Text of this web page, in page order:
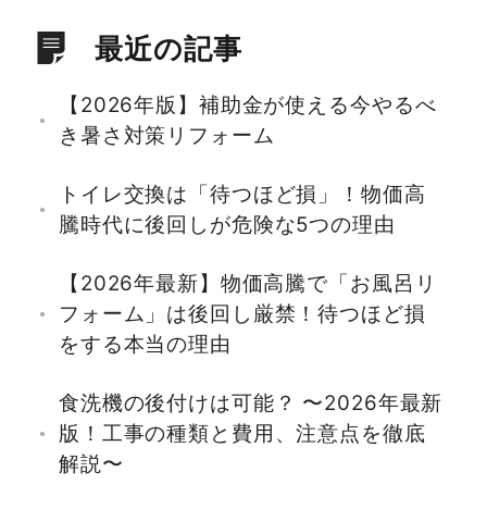
最近の記事
【2026年版】補助金が使える今やるべ
き暑さ対策リフォーム
トイレ交換は「待つほど損」！物価高
騰時代に後回しが危険な5つの理由
【2026年最新】物価高騰で「お風呂リ
フォーム」は後回し厳禁！待つほど損
をする本当の理由
食洗機の後付けは可能？ 〜2026年最新
版！工事の種類と費用、注意点を徹底
解説〜